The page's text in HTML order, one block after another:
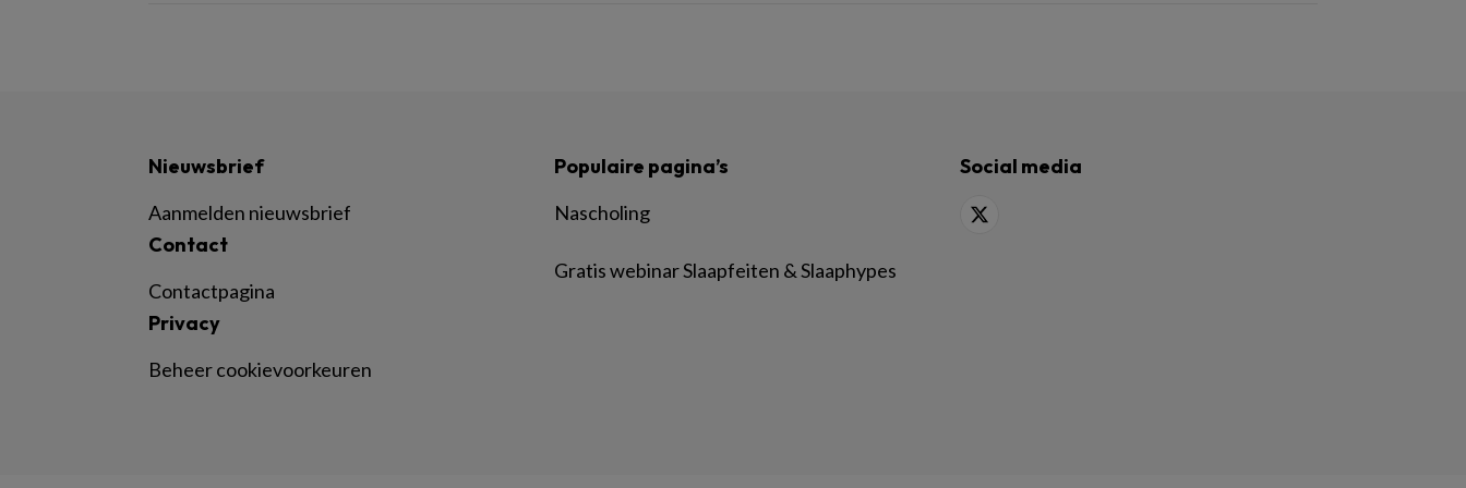
Nieuwsbrief
Aanmelden nieuwsbrief
Contact
Contactpagina
Privacy
Beheer cookievoorkeuren
Populaire pagina’s
Nascholing
Gratis webinar Slaapfeiten & Slaaphypes
Social media